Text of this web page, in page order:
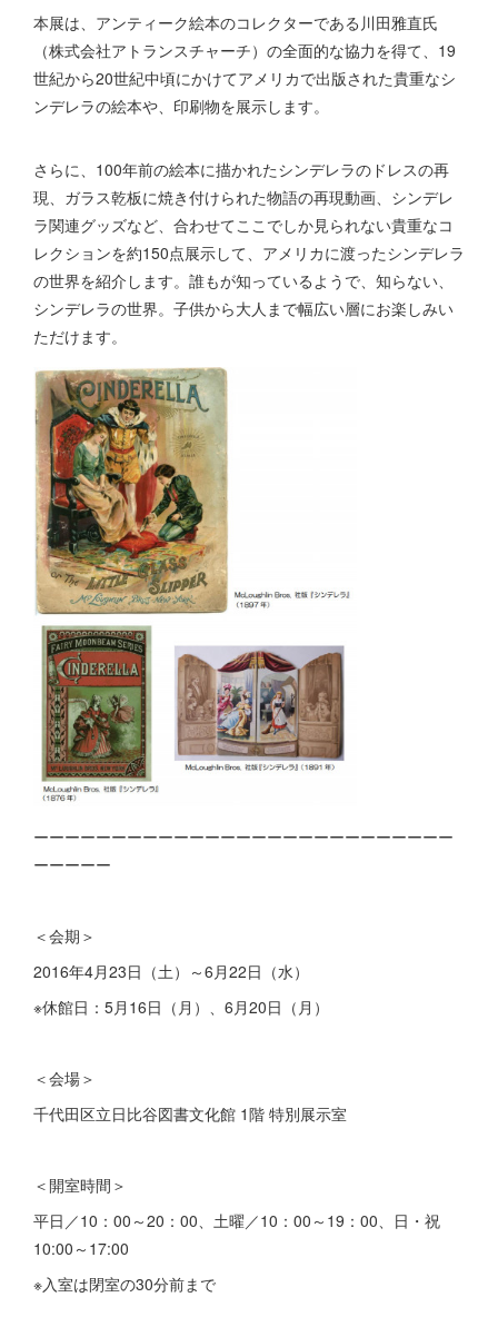
本展は、アンティーク絵本のコレクターである川田雅直氏
（株式会社アトランスチャーチ）の全面的な協力を得て、19
世紀から20世紀中頃にかけてアメリカで出版された貴重なシ
ンデレラの絵本や、印刷物を展示します。
さらに、100年前の絵本に描かれたシンデレラのドレスの再
現、ガラス乾板に焼き付けられた物語の再現動画、シンデレ
ラ関連グッズなど、合わせてここでしか見られない貴重なコ
レクションを約150点展示して、アメリカに渡ったシンデレラ
の世界を紹介します。誰もが知っているようで、知らない、
シンデレラの世界。子供から大人まで幅広い層にお楽しみい
ただけます。
ーーーーーーーーーーーーーーーーーーーーーーーーーーー
ーーーーー
＜会期＞
2016年4月23日（土）～6月22日（水）
※休館日：5月16日（月）、6月20日（月）
＜会場＞
千代田区立日比谷図書文化館 1階 特別展示室
＜開室時間＞
平日／10：00～20：00、土曜／10：00～19：00、日・祝
10:00～17:00
※入室は閉室の30分前まで